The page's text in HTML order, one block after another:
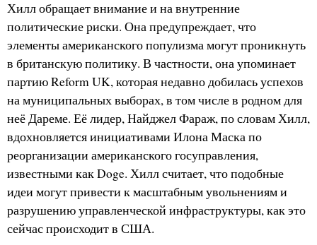
Хилл обращает внимание и на внутренние
политические риски. Она предупреждает, что
элементы американского популизма могут проникнуть
в британскую политику. В частности, она упоминает
партию Reform UK, которая недавно добилась успехов
на муниципальных выборах, в том числе в родном для
неё Дареме. Её лидер, Найджел Фараж, по словам Хилл,
вдохновляется инициативами Илона Маска по
реорганизации американского госуправления,
известными как Doge. Хилл считает, что подобные
идеи могут привести к масштабным увольнениям и
разрушению управленческой инфраструктуры, как это
сейчас происходит в США.